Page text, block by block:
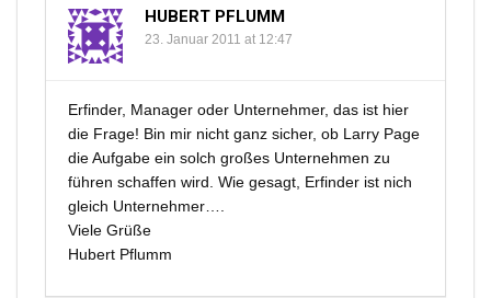
HUBERT PFLUMM
23. Januar 2011 at 12:47
Erfinder, Manager oder Unternehmer, das ist hier
die Frage! Bin mir nicht ganz sicher, ob Larry Page
die Aufgabe ein solch großes Unternehmen zu
führen schaffen wird. Wie gesagt, Erfinder ist nich
gleich Unternehmer….
Viele Grüße
Hubert Pflumm